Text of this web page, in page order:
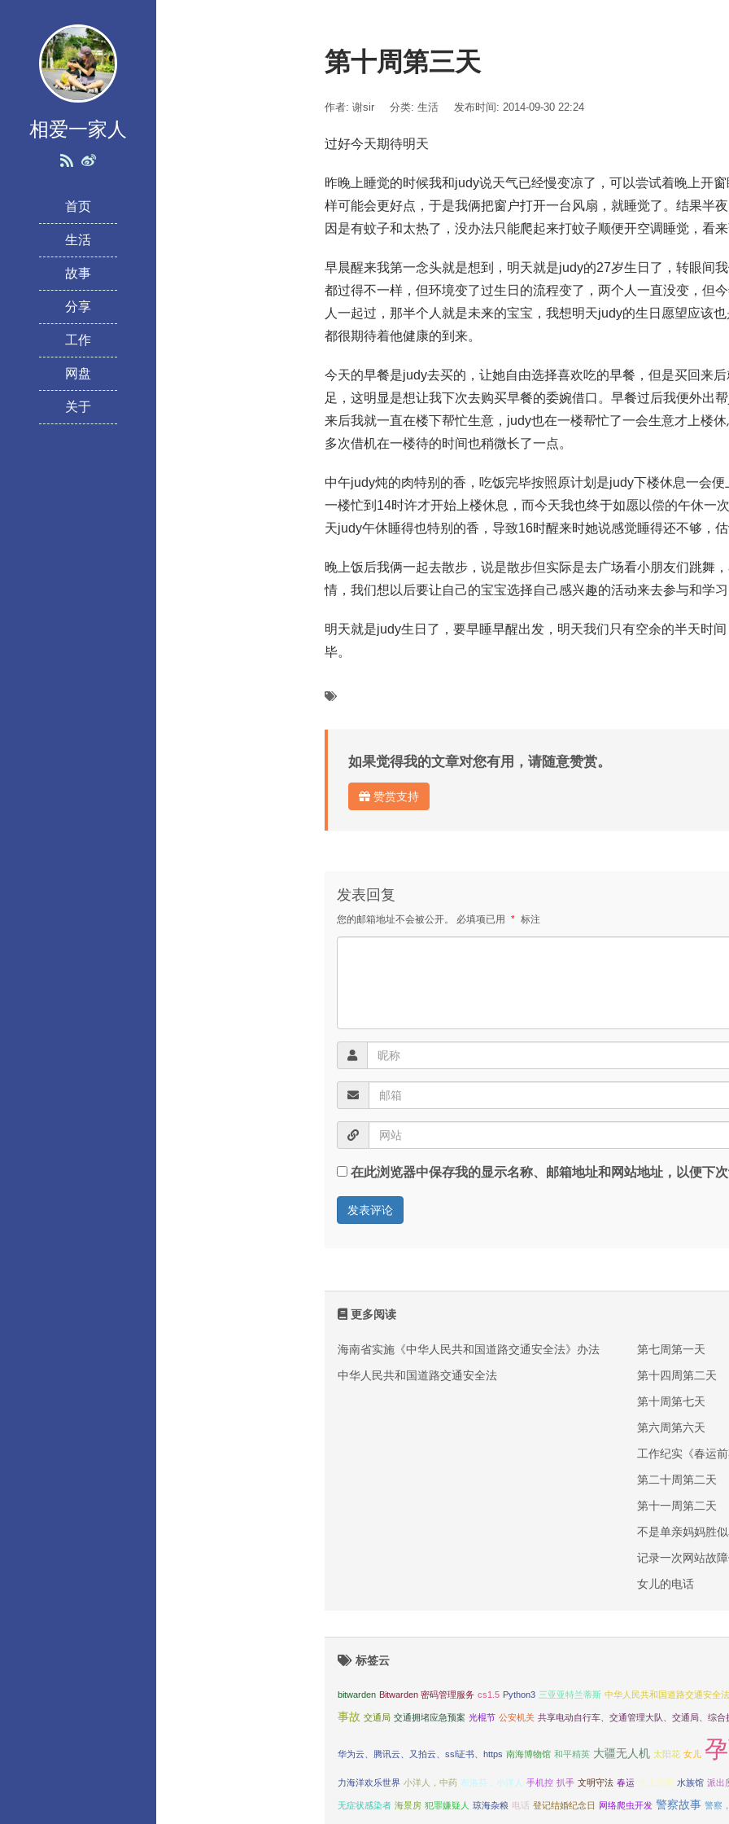
相爱一家人
首页
生活
故事
分享
工作
网盘
关于
第十周第三天
作者: 谢sir 分类: 生活 发布时间: 2014-09-30 22:24
过好今天期待明天
昨晚上睡觉的时候我和judy说天气已经慢变凉了，可以尝试着晚上开
样可能会更好点，于是我俩把窗户打开一台风扇，就睡觉了。结果半
因是有蚊子和太热了，没办法只能爬起来打蚊子顺便开空调睡觉，看
早晨醒来我第一念头就是想到，明天就是judy的27岁生日了，转眼间
都过得不一样，但环境变了过生日的流程变了，两个人一直没变，但
人一起过，那半个人就是未来的宝宝，我想明天judy的生日愿望应该
都很期待着他健康的到来。
今天的早餐是judy去买的，让她自由选择喜欢吃的早餐，但是买回来
足，这明显是想让我下次去购买早餐的委婉借口。早餐过后我便外出
来后我就一直在楼下帮忙生意，judy也在一楼帮忙了一会生意才上楼
多次借机在一楼待的时间也稍微长了一点。
中午judy炖的肉特别的香，吃饭完毕按照原计划是judy下楼休息一会
一楼忙到14时许才开始上楼休息，而今天我也终于如愿以偿的午休一
天judy午休睡得也特别的香，导致16时醒来时她说感觉睡得还不够，
晚上饭后我俩一起去散步，说是散步但实际是去广场看小朋友们跳舞
情，我们想以后要让自己的宝宝选择自己感兴趣的活动来去参与和学
明天就是judy生日了，要早睡早醒出发，明天我们只有空余的半天时
毕。
如果觉得我的文章对您有用，请随意赞赏。
赞赏支持
发表回复
您的邮箱地址不会被公开。 必填项已用 * 标注
在此浏览器中保存我的显示名称、邮箱地址和网站地址，以便下
更多阅读
海南省实施《中华人民共和国道路交通安全法》办法
中华人民共和国道路交通安全法
第七周第一天
第十四周第二天
第十周第七天
第六周第六天
工作纪实《春运
第二十周第二天
第十一周第二天
不是单亲妈妈胜
记录一次网站故
女儿的电话
标签云
bitwarden Bitwarden 密码管理服务 cs1.5 Python3 三亚亚特兰蒂斯 中华人民共和国道路交通安全法
事故 交通局 交通拥堵应急预案 光棍节 公安机关 共享电动自行车、交通管理大队、交通局、综
华为云、腾讯云、又拍云、ssl证书、https 南海博物馆 和平精英 大疆无人机 太阳花 女儿
力海洋欢乐世界 小洋人，中药 布洛芬，小洋人 手机控 扒手 文明守法 春运 水上乐园 水族馆 派出
无症状感染者 海景房 犯罪嫌疑人 琼海杂粮 电话 登记结婚纪念日 网络爬虫开发 警察故事 警察